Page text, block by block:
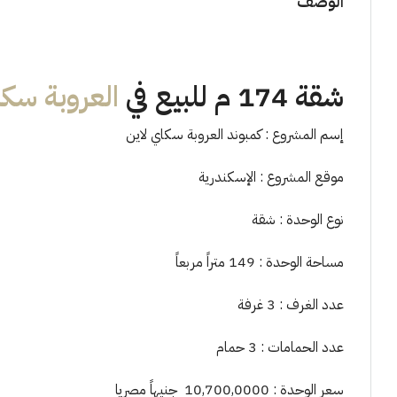
شقة 174 م للبيع في العروبة
إسم المشروع : كمبوند العروبة سكاي لاين
موقع المشروع : الإسكندرية
نوع الوحدة : شقة
مساحة الوحدة : 149 متراً مربعاً
عدد الغرف : 3 غرفة
عدد الحمامات : 3 حمام
سعر الوحدة : 10,700,0000 جنيهاً مصريا